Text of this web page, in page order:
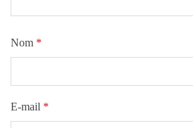
Nom *
E-mail *